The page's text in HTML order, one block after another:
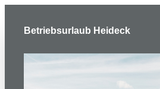
Betriebsurlaub Heideck